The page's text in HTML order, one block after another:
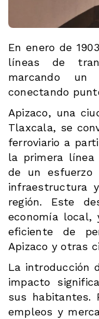
En enero de
líneas de
marcando
conectando
Apizaco, una
Tlaxcala, se
ferroviario a
la primera línea
de un esfuerzo
infraestructura
región. Este
economía local,
eficiente de
Apizaco y otras
La introducción
impacto
sus habitantes.
empleos y